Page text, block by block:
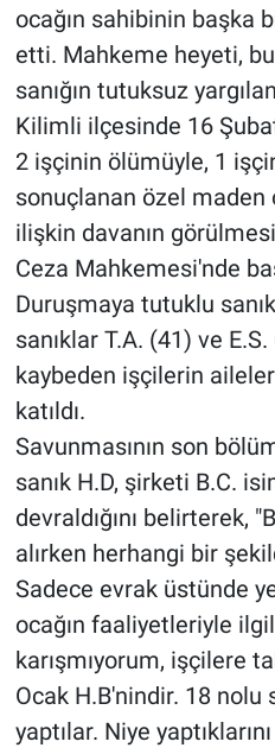
ocağın sahibinin başka
etti. Mahkeme heyeti,
sanığın tutuksuz
Kilimli ilçesinde 16
2 işçinin ölümüyle, 1
sonuçlanan özel maden
ilişkin davanın
Ceza Mahkemesi'nde
Duruşmaya tutuklu
sanıklar T.A. (41) ve E.S.
kaybeden işçilerin
katıldı.
Savunmasının son
sanık H.D, şirketi B.C.
devraldığını belirterek,
alırken herhangi bir
Sadece evrak üstünde
ocağın faaliyetleriyle
karışmıyorum, işçilere
Ocak H.B'nindir. 18 nolu
yaptılar. Niye